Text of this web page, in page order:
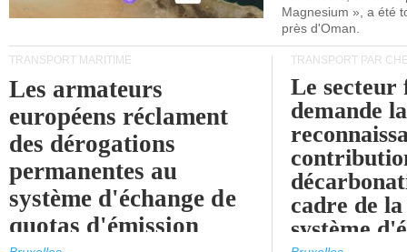
Magnesium », a été
près d'Oman.
TRANSPORT MARITIME
Les armateurs
européens réclament
des dérogations
permanentes au
système d'échange de
quotas d'émission
TRANSPORT PAR
Le
demande la
cadre de
système